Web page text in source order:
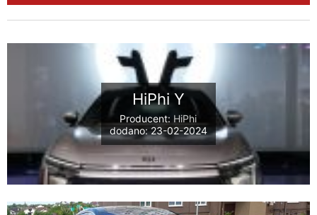
HiPhi Y
Producent: HiPhi
dodano: 23-02-2024